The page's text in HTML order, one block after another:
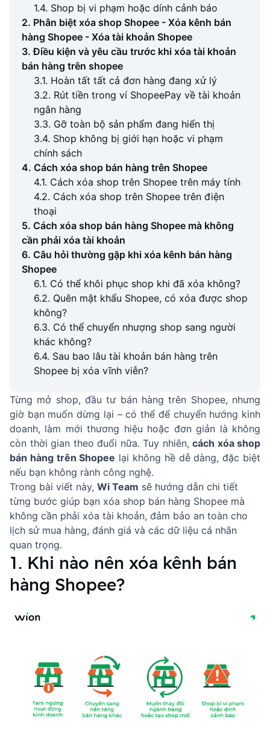
1.4. Shop bị vi phạm hoặc dính cảnh báo
2. Phân biệt xóa shop Shopee - Xóa kênh bán
hàng Shopee - Xóa tài khoản Shopee
3. Điều kiện và yêu cầu trước khi xóa tài khoản
bán hàng trên shopee
3.1. Hoàn tất tất cả đơn hàng đang xử lý
3.2. Rút tiền trong ví ShopeePay về tài khoản
ngân hàng
3.3. Gỡ toàn bộ sản phẩm đang hiển thị
3.4. Shop không bị giới hạn hoặc vi phạm
chính sách
4. Cách xóa shop bán hàng trên Shopee
4.1. Cách xóa shop trên Shopee trên máy tính
4.2. Cách xóa shop trên Shopee trên điện
thoại
5. Cách xóa shop bán hàng Shopee mà không
cần phải xóa tài khoản
6. Câu hỏi thường gặp khi xóa kênh bán hàng
Shopee
6.1. Có thể khôi phục shop khi đã xóa không?
6.2. Quên mật khẩu Shopee, có xóa được shop
không?
6.3. Có thể chuyển nhượng shop sang người
khác không?
6.4. Sau bao lâu tài khoản bán hàng trên
Shopee bị xóa vĩnh viễn?
Từng mở shop, đầu tư bán hàng trên Shopee, nhưng
giờ bạn muốn dừng lại – có thể để chuyển hướng kinh
doanh, làm mới thương hiệu hoặc đơn giản là không
còn thời gian theo đuổi nữa. Tuy nhiên, cách xóa shop
bán hàng trên Shopee lại không hề dễ dàng, đặc biệt
nếu bạn không rành công nghệ.
Trong bài viết này, Wi Team sẽ hướng dẫn chi tiết
từng bước giúp bạn xóa shop bán hàng Shopee mà
không cần phải xóa tài khoản, đảm bảo an toàn cho
lịch sử mua hàng, đánh giá và các dữ liệu cá nhân
quan trọng.
1. Khi nào nên xóa kênh bán
hàng Shopee?